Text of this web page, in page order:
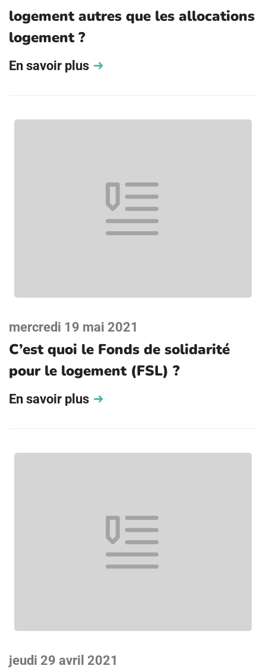
logement autres que les allocations
logement ?
En savoir plus
mercredi 19 mai 2021
C’est quoi le Fonds de solidarité
pour le logement (FSL) ?
En savoir plus
jeudi 29 avril 2021